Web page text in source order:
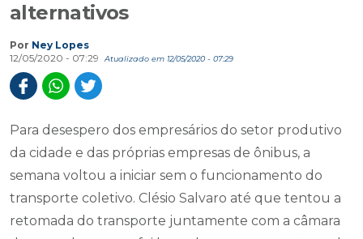
alternativos
Por Ney Lopes
12/05/2020 - 07:29
Atualizado em 12/05/2020 - 07:29
Para desespero dos empresários do setor produtivo
da cidade e das próprias empresas de ônibus, a
semana voltou a iniciar sem o funcionamento do
transporte coletivo. Clésio Salvaro até que tentou a
retomada do transporte juntamente com a câmara